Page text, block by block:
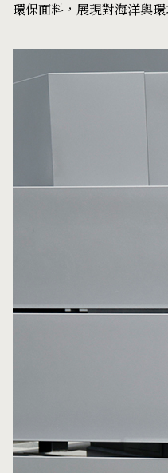
環保面料，展現對海洋與